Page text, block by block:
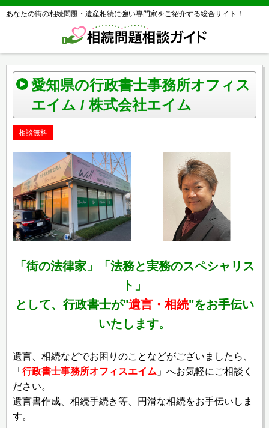
あなたの街の相続問題・遺産相続に強い専門家をご紹介する総合サイト！
愛知県の行政書士事務所オフィス
エイム / 株式会社エイム
相談無料
「街の法律家」「法務と実務のスペシャリス
ト」
として、行政書士が"遺言・相続"をお手伝い
いたします。
遺言、相続などでお困りのことなどがございましたら、
「 行政書士事務所オフィスエイム 」へお気軽にご相談く
ださい。
遺言書作成、相続手続き等、円滑な相続をお手伝いしま
す。